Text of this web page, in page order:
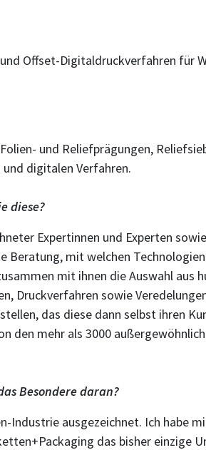
Offset-Digitaldruckverfahren für
und Reliefprägungen,
digitalen Verfahren.
diese?
Expertinnen und Experten
Beratung, mit welchen
mit ihnen die Auswahl aus
Druckverfahren sowie
das diese dann selbst ihren
den mehr als 3000
Besondere daran?
ausgezeichnet. Ich habe
das bisher einzige